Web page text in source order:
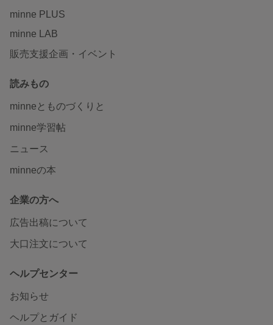
minne PLUS
minne LAB
販売支援企画・イベント
読みもの
minneとものづくりと
minne学習帖
ニュース
minneの本
企業の方へ
広告出稿について
大口注文について
ヘルプセンター
お知らせ
ヘルプとガイド